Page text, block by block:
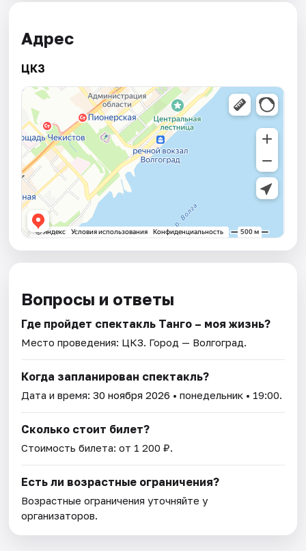
Адрес
ЦКЗ
Вопросы и ответы
Где пройдет спектакль Танго – моя жизнь?
Место проведения: ЦКЗ. Город — Волгоград.
Когда запланирован спектакль?
Дата и время:30 ноября 2026 • понедельник • 19:00.
Сколько стоит билет?
Стоимость билета: от 1 200 ₽.
Есть ли возрастные ограничения?
Возрастные ограничения уточняйте у
организаторов.